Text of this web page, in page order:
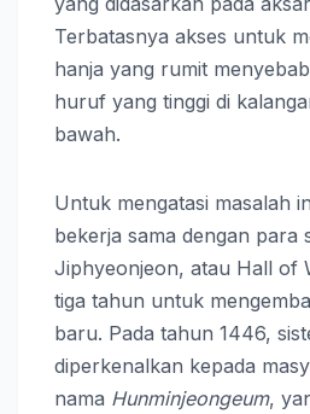
Terbatasnya akses untuk
hanja yang rumit
huruf yang tinggi di
bawah.
Untuk mengatasi masalah
bekerja sama dengan para
Jiphyeonjeon, atau Hall of
tiga tahun untuk
baru. Pada tahun 1446,
diperkenalkan kepada
nama Hunminjeongeum,